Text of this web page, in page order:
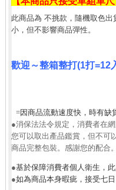
此商品為 不挑款，隨機取色出
小，但不影響商品彈性。
歡迎～整箱整打(1打=12
=因商品流動速度快，時有缺
●消保法法令規定，消費者在
您可以取出產品鑑賞，但不可
商品完整包裝。感謝您的配合
●基於保障消費者個人衛生，
●如為商品本身暇疵，接受七